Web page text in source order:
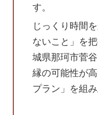
す。
じっくり時間
ないこと」を
城県那珂市菅
縁の可能性が
プラン」を組